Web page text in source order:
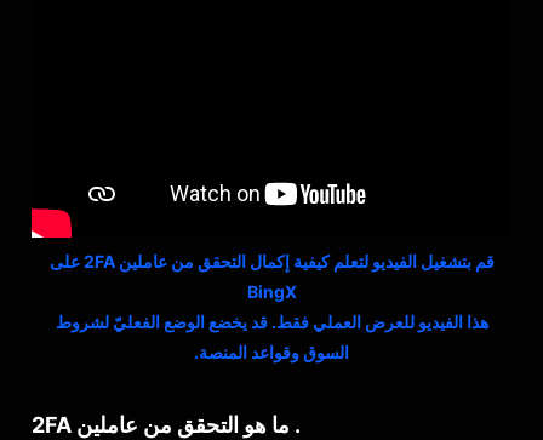
قم بتشغيل الفيديو لتعلم كيفية إكمال التحقق من عاملين 2FA على
BingX
هذا الفيديو للعرض العملي فقط. قد يخضع الوضع الفعليّ لشروط
السوق وقواعد المنصة.